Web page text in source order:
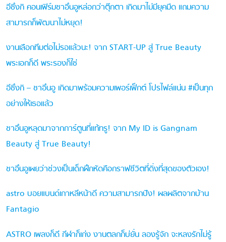
อีซึงกิ คอนเฟิร์มชาอึนอูหล่อกว่าตุ๊กตา เกิดมาไม่มียุคมืด แถมความ
สามารถก็พัฒนาไม่หยุด!
งานเลือกทีมต่อไม่รอแล้วนะ! จาก START-UP สู่ True Beauty
พระเอกก็ดี พระรองก็ใช่
อีซึงกิ – ชาอึนอู เกิดมาพร้อมความเพอร์เฟ็กต์ โปรไฟล์แน่น #เป็นทุก
อย่างให้เธอแล้ว
ชาอึนอูหลุดมาจากการ์ตูนที่แท้ทรู! จาก My ID is Gangnam
Beauty สู่ True Beauty!
ชาอึนอูเผยว่าช่วงเป็นเด็กฝึกหัดคือกราฟชีวิตที่ดิ่งที่สุดของตัวเอง!
astro บอยแบนด์เกาหลีหน้าดี ความสามารถปัง! ผลผลิตจากบ้าน
Fantagio
ASTRO เพลงก็ดี กีฬาก็เก่ง งานตลกก็บ่ยั่น ลองรู้จัก จะหลงรักไม่รู้